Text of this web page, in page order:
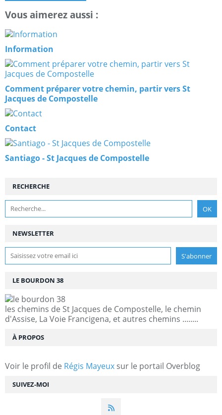
Vous aimerez aussi :
Information
Comment préparer votre chemin, partir vers St
Jacques de Compostelle
Contact
Santiago - St Jacques de Compostelle
NEWSLETTER
SUIVEZ-MOI
RECHERCHE
LE BOURDON 38
les chemins de St Jacques de Compostelle, le chemin
d'Assise, La Voie Francigena, et autres chemins ........
À PROPOS
Voir le profil de Régis Mayeux sur le portail Overblog